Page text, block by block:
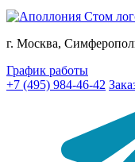
г. Москва,
График работы
+7 (495) 984-46-42